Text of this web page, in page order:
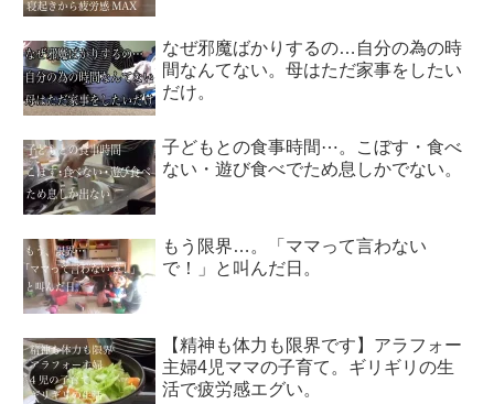
なぜ邪魔ばかりするの…自分の為の時
間なんてない。母はただ家事をしたい
だけ。
子どもとの食事時間⋯。こぼす・食べ
ない・遊び食べでため息しかでない。
もう限界…。「ママって言わない
で！」と叫んだ日。
【精神も体力も限界です】アラフォー
主婦4児ママの子育て。ギリギリの生
活で疲労感エグい。